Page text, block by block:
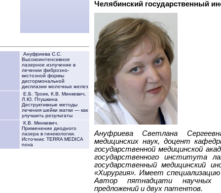
Ануфриева С.С.
Высокоинтенсивное
лазерное излучение в
лечении фиброзно-
кистозной формы
дисгормональной
дисплазии молочных желез
Е.Б. Троик, К.В. Минкевич,
Л.Ю. Птушкина
Деструктивные методы
лечения шейки матки — как
улучшить результаты
К.В. Минкевич.
Применение диодного
лазера в гинекологии.
Источник: TERRA MEDICA
nova
Челябинский государственный
Ануфриева Светлана
медицинских наук, доцент
государственной медицинской
государственного института
государственный медицинский
«Хирургия». Имеет
Автор пятнадцати научных
предложений и двух патентов.